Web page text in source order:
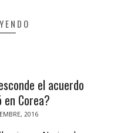
el acuerdo
Corea?
2016